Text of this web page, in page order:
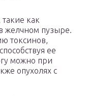
как
желчном пузыре.
токсинов,
ее
можно при
опухолях с